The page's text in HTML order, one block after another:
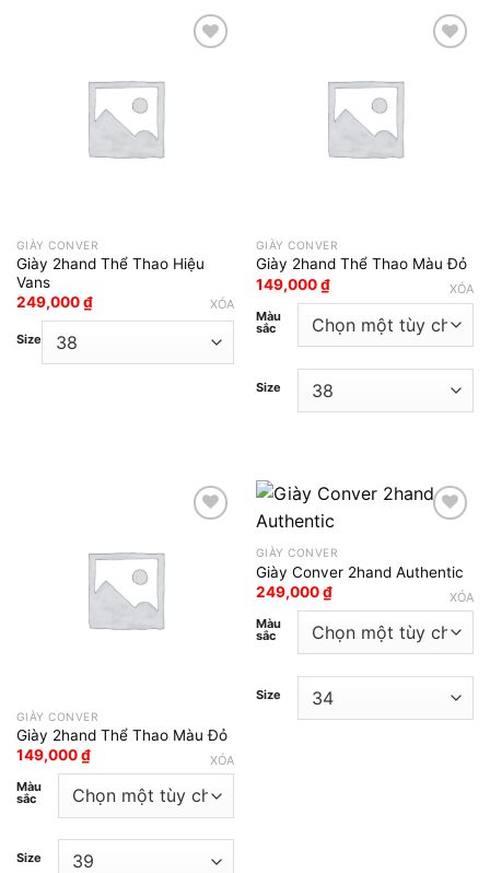
Add to wishlist
GIÀY CONVER
Giày 2hand Thể Thao Hiệu
Vans
249,000₫
Size
XÓA
Add to wishlist
GIÀY CONVER
Giày 2hand Thể Thao Màu Đỏ
149,000₫
Màu
sắc
Size
XÓA
Add to wishlist
GIÀY CONVER
Giày 2hand Thể Thao Màu Đỏ
149,000₫
Màu
sắc
Size
XÓA
Add to wishlist
GIÀY CONVER
Giày Conver 2hand Authentic
249,000₫
Màu
sắc
Size
XÓA